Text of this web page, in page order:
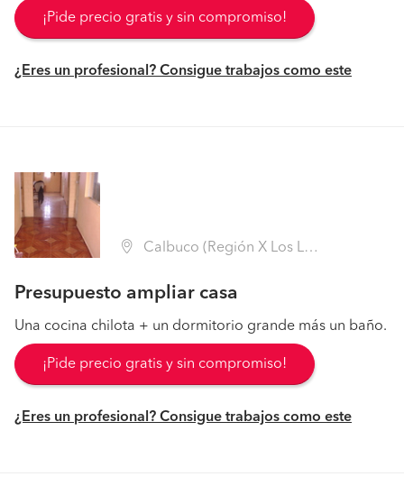
¡Pide precio gratis y sin compromiso!
¿Eres un profesional? Consigue trabajos como este
Calbuco (Región X Los Lagos - Llanquihue)
Presupuesto ampliar casa
Una cocina chilota + un dormitorio grande más un baño.
¡Pide precio gratis y sin compromiso!
¿Eres un profesional? Consigue trabajos como este